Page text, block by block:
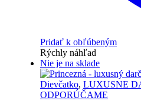
Pridať k obľúbeným
Rýchly náhľad
Nie je na sklade
Dievčatko, LUXUSNE
ODPORÚČAME